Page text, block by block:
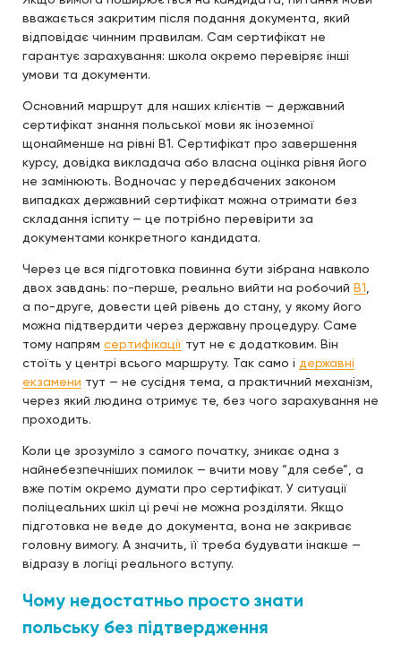
вважається закритим після подання документа, який
відповідає чинним правилам. Сам сертифікат не
гарантує зарахування: школа окремо перевіряє інші
умови та документи.
Основний маршрут для наших клієнтів — державний
сертифікат знання польської мови як іноземної
щонайменше на рівні B1. Сертифікат про завершення
курсу, довідка викладача або власна оцінка рівня його
не замінюють. Водночас у передбачених законом
випадках державний сертифікат можна отримати без
складання іспиту — це потрібно перевірити за
документами конкретного кандидата.
Через це вся підготовка повинна бути зібрана навколо
двох завдань: по-перше, реально вийти на робочий B1
а по-друге, довести цей рівень до стану, у якому його
можна підтвердити через державну процедуру. Саме
тому напрям сертифікації тут не є додатковим. Він
стоїть у центрі всього маршруту. Так само і державні
екзамени тут — не сусідня тема, а практичний механізм,
через який людина отримує те, без чого зарахування не
проходить.
Коли це зрозуміло з самого початку, зникає одна з
найнебезпечніших помилок — вчити мову “для себе”, а
вже потім окремо думати про сертифікат. У ситуації
поліцеальних шкіл ці речі не можна розділяти. Якщо
підготовка не веде до документа, вона не закриває
головну вимогу. А значить, її треба будувати інакше —
відразу в логіці реального вступу.
Чому недостатньо просто знати
польську без підтвердження